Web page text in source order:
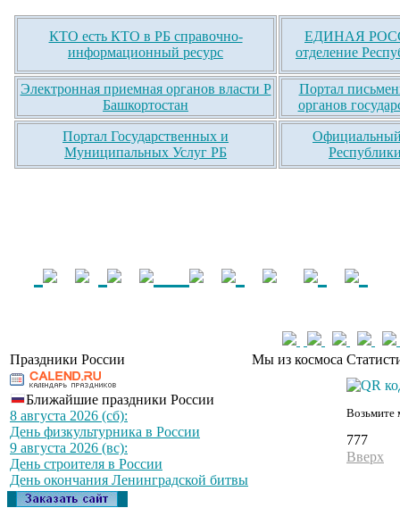
КТО есть КТО в РБ справочно-
информационный ресурс
ЕДИНАЯ
отделение
Электронная приемная органов власти Р
Башкортостан
Портал
органов
Портал Государственных и
Муниципальных Услуг РБ
Официальный
Праздники России Мы из космоса
Ближайшие праздники России
8 августа 2026 (сб):
День физкультурника в России
9 августа 2026 (вс):
День строителя в России
День окончания Ленинградской битвы
Возьмите
777
Вверх